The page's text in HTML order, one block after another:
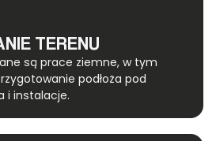
TERENU
są prace ziemne, w tym
podłoża pod
i instalacje.